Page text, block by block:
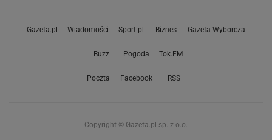
Gazeta.pl Wiadomości Sport.pl Biznes Gazeta Wyborcza
Buzz Pogoda Tok.FM
Poczta Facebook RSS
Copyright © Gazeta.pl sp. z o.o.